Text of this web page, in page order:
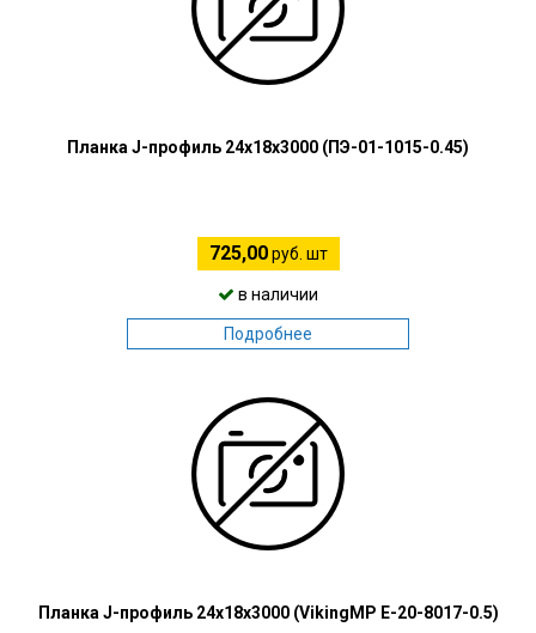
Планка J-профиль 24х18х3000 (ПЭ-01-1015-0.45)
725,00руб. шт
в наличии
Подробнее
Планка J-профиль 24х18х3000 (VikingMP E-20-8017-0.5)